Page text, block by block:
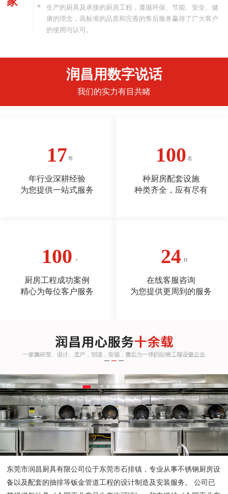
生产的厨具及承接的厨房工程，遵循环保、节能、安全、健
康的理念，高标准的品质和完善的售后服务赢得了广大客户
的使用与认可。
润昌用数字说话
我们的实力有目共睹
17
年行业深耕经验
为您提供一站式服务
100
种厨房配套设施
种类齐全，应有尽有
100
厨房工程成功案例
精心为每位客户服务
24
在线客服咨询
为您提供更周到的服务
东莞市润昌厨具有限公司位于东莞市石排镇，专业从事不锈钢厨房设
备以及配套的抽排等钣金管道工程的设计制造及安装服务。 公司已